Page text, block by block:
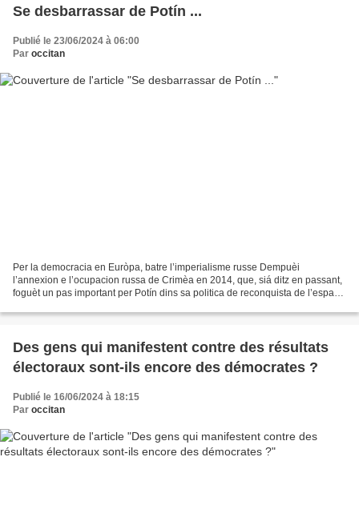
Se desbarrassar de Potín ...
Publié le 23/06/2024 à 06:00
Par occitan
Per la democracia en Euròpa, batre l’imperialisme russe Dempuèi
l’annexion e l’ocupacion russa de Crimèa en 2014, que, siá ditz en passant,
foguèt un pas important per Potín dins sa politica de reconquista de l’espaci
Des gens qui manifestent contre des résultats
électoraux sont-ils encore des démocrates ?
Publié le 16/06/2024 à 18:15
Par occitan